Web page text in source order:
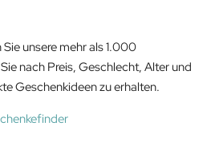
unsere mehr als 1.000
nach Preis, Geschlecht, Alter und
Geschenkideen zu erhalten.